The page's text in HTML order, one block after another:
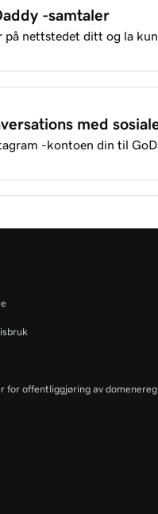
GoDaddy
-samtaler
på nettstedet ditt og la
på chatmeldingene
med
-kontoen din til
for offentliggjøring av